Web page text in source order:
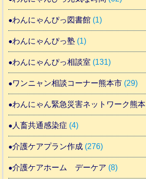
わんにゃんぴっ図書館 (1)
わんにゃんぴっ塾 (1)
わんにゃんぴっ相談室 (131)
ワンニャン相談コーナー熊本市 (29)
わんにゃん緊急災害ネットワーク熊本
人畜共通感染症 (4)
介護ケアプラン作成 (276)
介護ケアホーム デーケア (8)